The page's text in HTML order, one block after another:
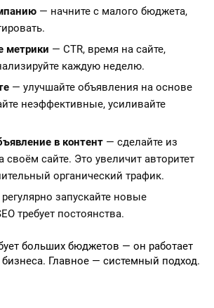
— начните с малого бюджета,
метрики — CTR, время на сайте,
каждую неделю.
— улучшайте объявления на основе
неэффективные, усиливайте
в контент — сделайте из
своём сайте. Это увеличит авторитет
органический трафик.
запускайте новые
требует постоянства.
больших бюджетов — он работает
Главное — системный подход.